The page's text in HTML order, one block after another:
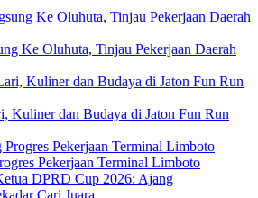
Ke Oluhuta, Tinjau Pekerjaan Daerah
Kuliner dan Budaya di Jaton Fun Run
Pekerjaan Terminal Limboto